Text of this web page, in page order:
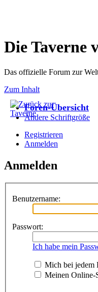
Die Taverne
Das offizielle Forum zur
Zum Inhalt
Foren-Übersicht
Ändere Schriftgröße
Registrieren
Anmelden
Anmelden
Benutzername:
Passwort:
Ich habe mein
Mich bei jedem
Meinen Online-